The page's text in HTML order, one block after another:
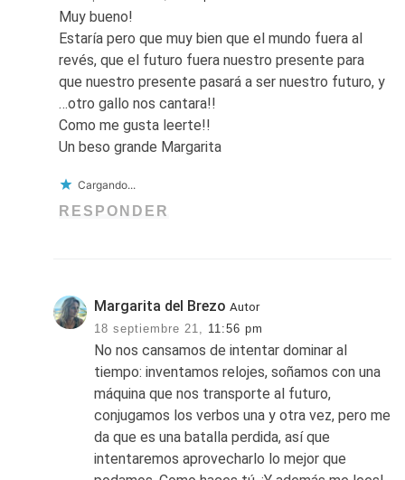
Muy bueno!
Estaría pero que muy bien que el mundo fuera al
revés, que el futuro fuera nuestro presente para
que nuestro presente pasará a ser nuestro futuro, y
…otro gallo nos cantara!!
Como me gusta leerte!!
Un beso grande Margarita
Cargando...
RESPONDER
Margarita del Brezo Autor
18 septiembre 21,
11:56 pm
No nos cansamos de intentar dominar al
tiempo: inventamos relojes, soñamos con una
máquina que nos transporte al futuro,
conjugamos los verbos una y otra vez, pero me
da que es una batalla perdida, así que
intentaremos aprovecharlo lo mejor que